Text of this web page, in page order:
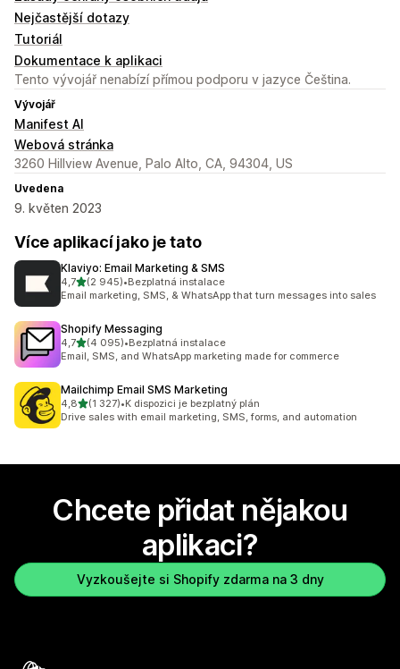
Nejčastější dotazy
Tutoriál
Dokumentace k aplikaci
Tento vývojář nenabízí přímou podporu v jazyce Čeština.
Vývojář
Manifest AI
Webová stránka
3260 Hillview Avenue, Palo Alto, CA, 94304, US
Uvedena
9. květen 2023
Více aplikací jako je tato
Klaviyo: Email Marketing & SMS
4,7z 5 hvězd
(2 945)
Celkový počet recenzí: 2945
•Bezplatná instalace
Email marketing, SMS, & WhatsApp that turn messages into sales
Shopify Messaging
4,7z 5 hvězd
(4 095)
Celkový počet recenzí: 4095
•Bezplatná instalace
Email, SMS, and WhatsApp marketing made for commerce
Mailchimp Email SMS Marketing
4,8z 5 hvězd
(1 327)
Celkový počet recenzí: 1327
•K dispozici je bezplatný plán
Drive sales with email marketing, SMS, forms, and automation
Chcete přidat nějakou
aplikaci?
Vyzkoušejte si Shopify zdarma na 3 dny